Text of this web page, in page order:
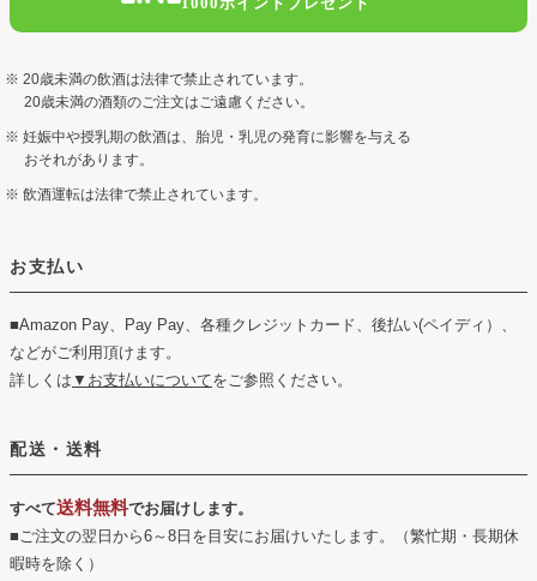
20歳未満の飲酒は法律で禁止されています。
20歳未満の酒類のご注文はご遠慮ください。
妊娠中や授乳期の飲酒は、胎児・乳児の発育に影響を与える
おそれがあります。
飲酒運転は法律で禁止されています。
お支払い
■Amazon Pay、Pay Pay、各種クレジットカード、後払い(ペイディ）、
などがご利用頂けます。
詳しくは ▼お支払いについてをご参照ください。
配送・送料
すべて送料無料でお届けします。
■ご注文の翌日から6～8日を目安にお届けいたします。（繁忙期・長期休
暇時を除く）